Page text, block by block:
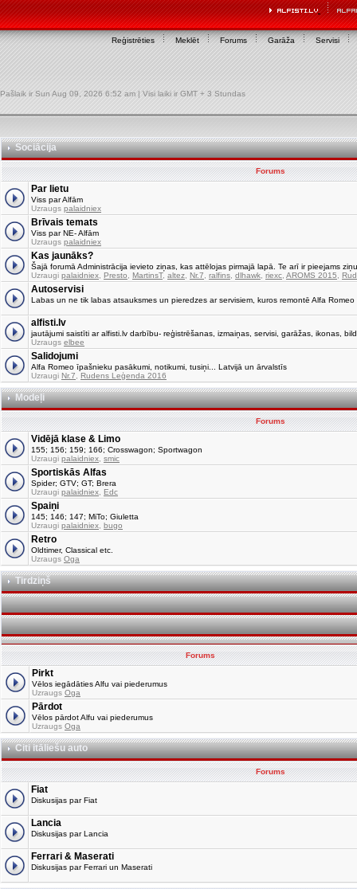
Reģistrēties Meklēt Forums Garāža Servisi
Pašlaik ir Sun Aug 09, 2026 6:52 am | Visi laiki ir GMT + 3 Stundas
Sociācija
Forums
Par lietu
Viss par Alfām
Uzraugs palaidniex
Brīvais temats
Viss par NE- Alfām
Uzraugs palaidniex
Kas jaunāks?
Šajā forumā Administrācija ievieto ziņas, kas attēlojas pirmajā lapā. Te arī ir pieejams
Uzraugi palaidniex Presto MartinsT, altez Nr.7 ralfins dlhawk riexc AROMS 2015
Autoservisi
Labas un ne tik labas atsauksmes un pieredzes ar servisiem, kuros remontē Alfa Romeo
alfisti.lv
jautājumi saistīti ar alfisti.lv darbību- reģistrēšanas, izmaiņas, servisi, garāžas, ikonas,
Uzraugs elbee
Salidojumi
Alfa Romeo īpašnieku pasākumi, notikumi, tusiņi... Latvijā un ārvalstīs
Uzraugi Nr.7 Rudens Leģenda 2016
Modeļi
Forums
Vidējā klase & Limo
155; 156; 159; 166; Crosswagon; Sportwagon
Uzraugi palaidniex smic
Sportiskās Alfas
Spider; GTV; GT; Brera
Uzraugi palaidniex Edc
Spaiņi
145; 146; 147; MiTo; Giuletta
Uzraugi palaidniex bugo
Retro
Oldtimer, Classical etc.
Uzraugs Oga
Tirdziņš
Forums
Pirkt
Vēlos iegādāties Alfu vai piederumus
Uzraugs Oga
Pārdot
Vēlos pārdot Alfu vai piederumus
Uzraugs Oga
Citi itāliešu auto
Forums
Fiat
Diskusijas par Fiat
Lancia
Diskusijas par Lancia
Ferrari & Maserati
Diskusijas par Ferrari un Maserati